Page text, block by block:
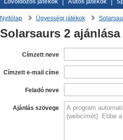
Lövöldözős játékok Autós játékok
Nyitólap Ügyességi játékok
Solarsaurs 2 ajánlása
Címzett neve
Címzett e-mail címe
Feladó neve
Ajánlás szövege